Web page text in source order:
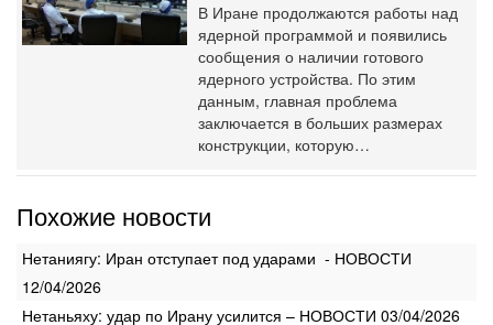
В Иране продолжаются работы над
ядерной программой и появились
сообщения о наличии готового
ядерного устройства. По этим
данным, главная проблема
заключается в больших размерах
конструкции, которую…
Похожие новости
Нетаниягу: Иран отступает под ударами - НОВОСТИ
12/04/2026
Нетаньяху: удар по Ирану усилится – НОВОСТИ 03/04/2026